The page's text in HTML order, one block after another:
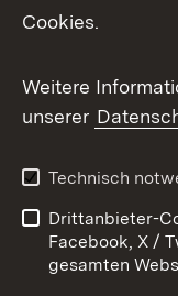
Youtube
Kontakt
Impressum
Cookies.
Weitere
unserer
Technisch
Drittanbieter-
Facebook, X /
gesamten